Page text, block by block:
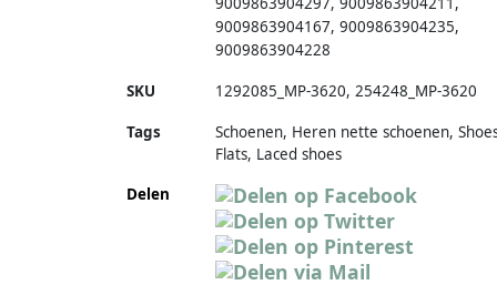
9009863904167, 9009863904235,
9009863904228
SKU 1292085_MP-3620, 254248_MP-3620
Tags
Schoenen, Heren nette schoenen,
Flats, Laced shoes
Delen